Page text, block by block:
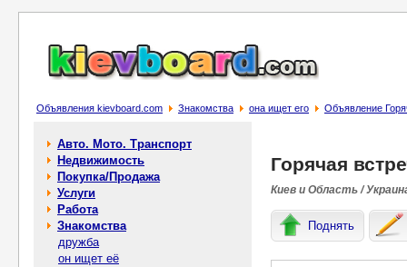
Объявления kievboard.com Знакомства она ищет его Объявление
Авто. Мото. Транспорт
Недвижимость
Покупка/Продажа
Услуги
Работа
Знакомства
дружба
он ищет её
Горячая
Киев и Область /
Поднять